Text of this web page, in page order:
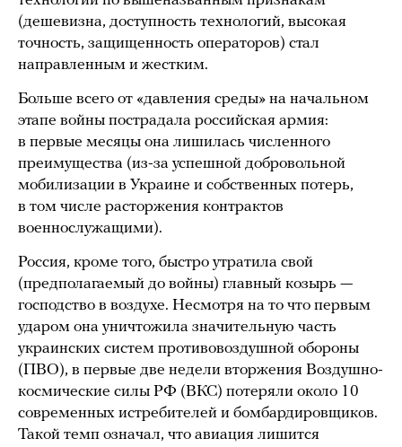
(дешевизна, доступность технологий, высокая
точность, защищенность операторов) стал
направленным и жестким.
Больше всего от «давления среды» на начальном
этапе войны пострадала российская армия:
в первые месяцы она лишилась численного
преимущества (из-за успешной добровольной
мобилизации в Украине и собственных потерь,
в том числе расторжения контрактов
военнослужащими).
Россия, кроме того, быстро утратила свой
(предполагаемый до войны) главный козырь —
господство в воздухе. Несмотря на то что первым
ударом она уничтожила значительную часть
украинских систем противовоздушной обороны
(ПВО), в первые две недели вторжения Воздушно-
космические силы РФ (ВКС) потеряли около 10
современных истребителей и бомбардировщиков.
Такой темп означал, что авиация лишится